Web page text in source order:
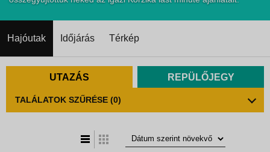
Hajóutak Időjárás Térkép
UTAZÁS REPÜLŐJEGY
TALÁLATOK SZŰRÉSE (0)